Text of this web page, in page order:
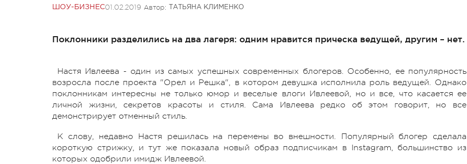
ШОУ-БИЗНЕС01.02.2019 Автор: ТАТЬЯНА КЛИМЕНКО
Поклонники разделились на два лагеря: одним нравится прическа ведущей, другим – нет.
Настя Ивлеева - один из самых успешных современных блогеров. Особенно, ее популярность
возросла после проекта "Орел и Решка", в котором девушка исполнила роль ведущей. Однако
поклонникам интересны не только юмор и веселые влоги Ивлеевой, но и все, что касается ее
личной жизни, секретов красоты и стиля. Сама Ивлеева редко об этом говорит, но все
демонстрирует отменный стиль.
К слову, недавно Настя решилась на перемены во внешности. Популярный блогер сделала
короткую стрижку, и тут же показала новый образ подписчикам в Instagram, большинство из
которых одобрили имидж Ивлеевой.